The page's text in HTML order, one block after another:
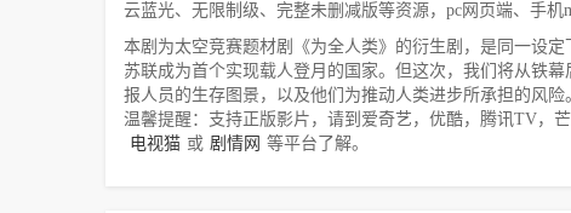
云蓝光、无限制级、完整未删减版等资源，pc网页端、手
本剧为太空竞赛题材剧《为全人类》的衍生剧，是同一设
苏联成为首个实现载人登月的国家。但这次，我们将从铁
报人员的生存图景，以及他们为推动人类进步所承担的风险
温馨提醒：支持正版影片，请到爱奇艺，优酷，腾讯TV，
电视猫 或 剧情网 等平台了解。